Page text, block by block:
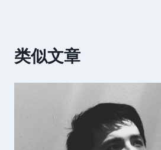
类似文章